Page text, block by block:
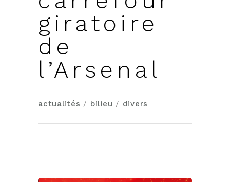
giratoire
de
l’Arsenal
actualités / bilieu / divers